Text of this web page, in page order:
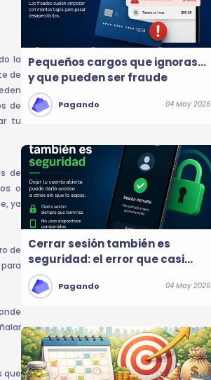
la
de
de
tu
de
o
ya
de
que
Pequeños cargos que ignoras…
y que pueden ser fraude
Pagando 04 May 2026
Cerrar sesión también es
seguridad: el error que casi
nadie considera
Pagando 04 May 2026